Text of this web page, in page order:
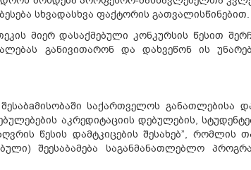
სხვადასხვა ფაქტორის გათვალისწინებით.
მიერ დასაქმებული კონკურსის წესით
განივითარონ და დახვეწონ ის
საქართველოს განათლებისა
აკრედიტაციის დებულების,
წესის დამტკიცების შესახებ”, რომლის
შეესაბამება საგანმანათლებლო